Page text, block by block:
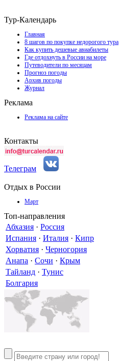
Тур-Календарь
Главная
8 шагов по покупке недорогого тура
Как купить дешевые авиабилеты
Где отдохнуть в России на море
Путеводители по месяцам
Прогноз погоды
Архив погоды
Журнал
Реклама
Реклама на сайте
Контакты
Телеграм
Отдых в России
Март
Топ-направления
Абхазия · Россия
Испания · Италия · Кипр
Хорватия · Черногория
Анапа · Сочи · Крым
Тайланд · Тунис
Болгария